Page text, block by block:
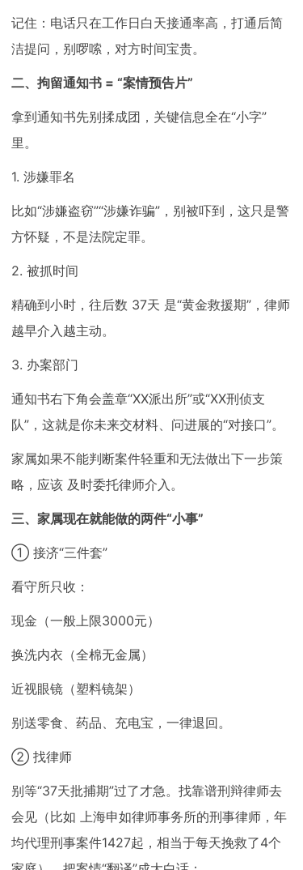
记住：电话只在工作日白天接通率高，打通后简
洁提问，别啰嗦，对方时间宝贵。
二、拘留通知书 = “案情预告片”
拿到通知书先别揉成团，关键信息全在“小字”
里。
1. 涉嫌罪名
比如“涉嫌盗窃”“涉嫌诈骗”，别被吓到，这只是警
方怀疑，不是法院定罪。
2. 被抓时间
精确到小时，往后数 37天 是“黄金救援期”，律师
越早介入越主动。
3. 办案部门
通知书右下角会盖章“XX派出所”或“XX刑侦支
队”，这就是你未来交材料、问进展的“对接口”。
家属如果不能判断案件轻重和无法做出下一步策
略，应该 及时委托律师介入。
三、家属现在就能做的两件“小事”
① 接济“三件套”
看守所只收：
现金（一般上限3000元）
换洗内衣（全棉无金属）
近视眼镜（塑料镜架）
别送零食、药品、充电宝，一律退回。
② 找律师
别等“37天批捕期”过了才急。找靠谱刑辩律师去
会见（比如 上海申如律师事务所的刑事律师，年
均代理刑事案件1427起，相当于每天挽救了4个